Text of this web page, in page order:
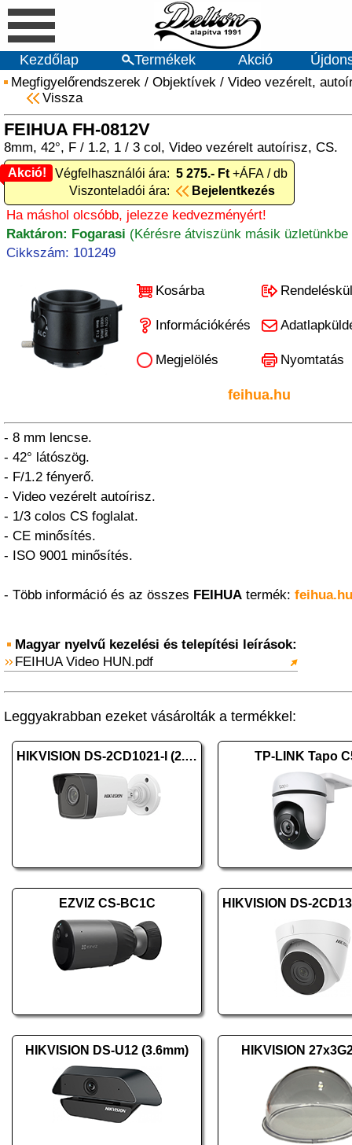
Kezdőlap Termékek Akció
Megfigyelőrendszerek / Objektívek / Video vezérelt,
Vissza
FEIHUA FH-0812V
8mm, 42°, F / 1.2, 1 / 3 col, Video vezérelt autoírisz, CS.
Akció!
Akció! Végfelhasználói ára: 5 275.- Ft +ÁFA / db
Viszonteladói ára:
Bejelentkezés
Ha máshol olcsóbb, jelezze kedvezményért!
Raktáron: Fogarasi (Kérésre átviszünk másik üzletünkbe
Cikkszám: 101249
Kosárba
Információkérés
Megjelölés Nyomtatás
feihua.hu
- 8 mm lencse.
- 42° látószög.
- F/1.2 fényerő.
- Video vezérelt autoírisz.
- 1/3 colos CS foglalat.
- CE minősítés.
- ISO 9001 minősítés.
- Több információ és az összes FEIHUA termék: feihua.hu
Magyar nyelvű kezelési és telepítési leírások:
FEIHUA Video HUN.pdf
Leggyakrabban ezeket vásárolták a termékkel:
HIKVISION DS-2CD1021-I (2.8mm) (F) TP-LINK Tapo
EZVIZ CS-BC1C
HIKVISION DS-U12 (3.6mm) HIKVISION